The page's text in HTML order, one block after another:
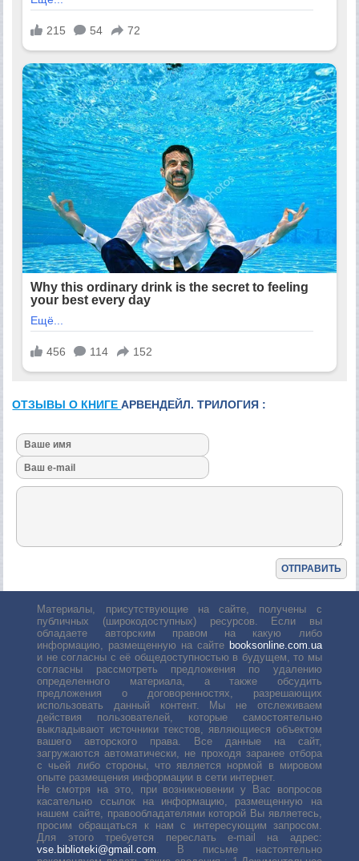
ОТЗЫВЫ О КНИГЕАРВЕНДЕЙЛ. ТРИЛОГИЯ :
Материалы, присутствующие на сайте, получены с
публичных (широкодоступных) ресурсов. Если вы
обладаете авторским правом на какую либо
информацию, размещенную на сайте booksonline.com.ua
и не согласны с её общедоступностью в будущем, то мы
согласны рассмотреть предложения по удалению
определенного материала, а также обсудить
предложения о договоренностях, разрешающих
использовать данный контент. Мы не отслеживаем
действия пользователей, которые самостоятельно
выкладывают источники текстов, являющиеся объектом
вашего авторского права. Все данные на сайт,
загружаются автоматически, не проходя заранее отбора
с чьей либо стороны, что является нормой в мировом
опыте размещения информации в сети интернет.
Не смотря на это, при возникновении у Вас вопросов
касательно ссылок на информацию, размещенную на
нашем сайте, правообладателями которой Вы являетесь,
просим обращаться к нам с интересующим запросом.
Для этого требуется переслать е-mail на адрес:
vse.biblioteki@gmail.com. В письме настоятельно